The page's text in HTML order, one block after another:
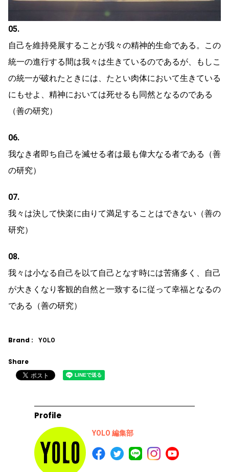
05.
自己を維持発展することが我々の精神的生命である。この
統一の進行する間は我々は生きているのであるが、もしこ
の統一が破れたときには、たとい肉体において生きている
にもせよ、精神においては死せるも同然となるのである
（善の研究）
06.
我なき者即ち自己を滅せる者は最も偉大なる者である（善
の研究）
07.
我々は決して快楽に由りて満足することはできない（善の
研究）
08.
我々は小なる自己を以て自己となす時には苦痛多く、自己
が大きくなり客観的自然と一致するに従って幸福となるの
である（善の研究）
Brand : YOLO
Share
Profile
YOLO 編集部